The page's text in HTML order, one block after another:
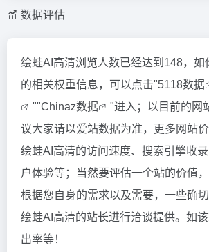
数据评估
绘蛙AI高清浏览人数已经达到148，如
的相关权重信息，可以点击"5118数据
""Chinaz数据
"进入；以目前的网
议大家请以爱站数据为准，更多网站价
绘蛙AI高清的访问速度、搜索引擎收
户体验等；当然要评估一个站的价值
根据您自身的需求以及需要，一些确
绘蛙AI高清的站长进行洽谈提供。如
出率等！